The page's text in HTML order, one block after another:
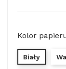
Kolor
Biały